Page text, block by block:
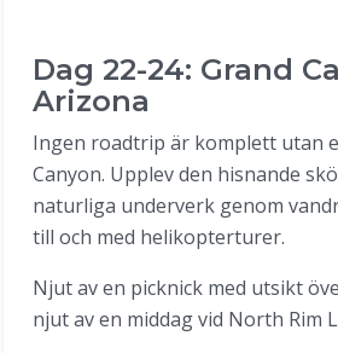
Dag 22-24: Grand
Arizona
Ingen roadtrip är komplett utan
Canyon. Upplev den hisnande
naturliga underverk genom
till och med helikopterturer.
Njut av en picknick med utsikt
njut av en middag vid North Rim